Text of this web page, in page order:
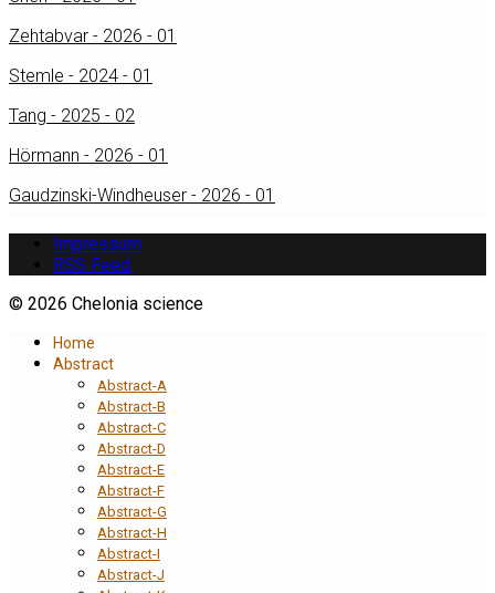
Zehtabvar - 2026 - 01
Stemle - 2024 - 01
Tang - 2025 - 02
Hörmann - 2026 - 01
Gaudzinski-Windheuser - 2026 - 01
Impressum
RSS Feed
© 2026 Chelonia science
Home
Abstract
Abstract-A
Abstract-B
Abstract-C
Abstract-D
Abstract-E
Abstract-F
Abstract-G
Abstract-H
Abstract-I
Abstract-J